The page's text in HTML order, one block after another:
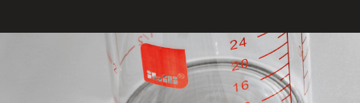
Molde Desmontable Karamel